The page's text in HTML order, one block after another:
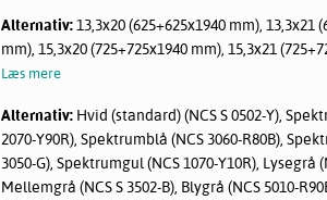
Alternativ:13,3x20 (625+625x1940 mm), 13,3x21
mm), 15,3x20 (725+725x1940 mm), 15,3x21
Læs mere
Alternativ: Hvid (standard) (NCS S 0502-Y),
2070-Y90R), Spektrumblå (NCS 3060-R80B),
3050-G), Spektrumgul (NCS 1070-Y10R), Lysegrå
Mellemgrå (NCS S 3502-B), Blygrå (NCS 5010-